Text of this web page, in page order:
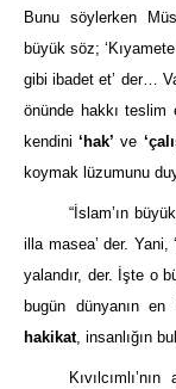
Bunu söylerken
büyük söz;
gibi ibadet et’ der…
önünde hakkı
kendini‘hak’ ve
koymak lüzumunu
“İslam’ın
illa masea’ der.
yalandır, der. İşte o
bugün dünyanın
hakikat, insanlığın